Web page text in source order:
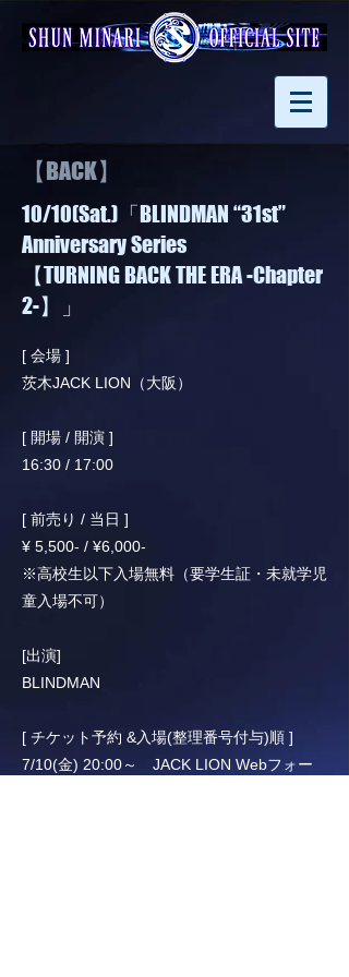
【BACK】
10/10(Sat.)「BLINDMAN “31st”
Anniversary Series
【TURNING BACK THE ERA -Chapter
2-】」
[ 会場 ]
茨木JACK LION（大阪）
[ 開場 / 開演 ]
16:30 / 17:00
[ 前売り / 当日 ]
¥ 5,500- / ¥6,000-
※高校生以下入場無料（要学生証・未就学児
童入場不可）
[出演]
BLINDMAN
[ チケット予約 &入場(整理番号付与)順 ]
7/10(金) 20:00～ JACK LION Webフォー